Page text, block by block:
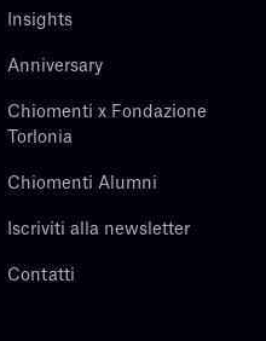
Insights
Anniversary
Chiomenti x Fondazione
Torlonia
Chiomenti Alumni
Iscriviti alla newsletter
Contatti